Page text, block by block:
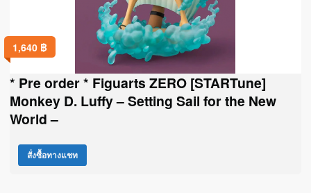
1,640 ฿
* Pre order * Figuarts ZERO [STARTune]
Monkey D. Luffy – Setting Sail for the New
World –
สั่งซื้อทางแชท